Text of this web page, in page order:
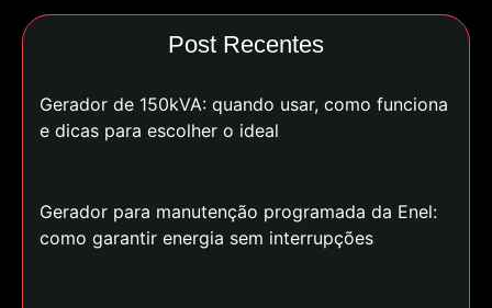
Post Recentes
Gerador de 150kVA: quando usar, como funciona
e dicas para escolher o ideal
Gerador para manutenção programada da Enel:
como garantir energia sem interrupções